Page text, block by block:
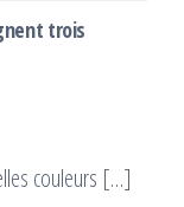
trois
couleurs […]